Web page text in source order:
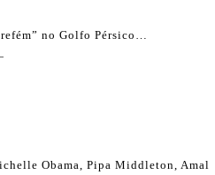
no Golfo Pérsico…
Obama, Pipa Middleton, Amal